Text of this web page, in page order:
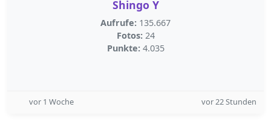
Shingo Y
Aufrufe: 135.667
Fotos: 24
Punkte: 4.035
vor 1 Woche vor 22 Stunden